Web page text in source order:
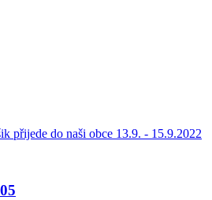
přijede do naši obce 13.9. - 15.9.2022